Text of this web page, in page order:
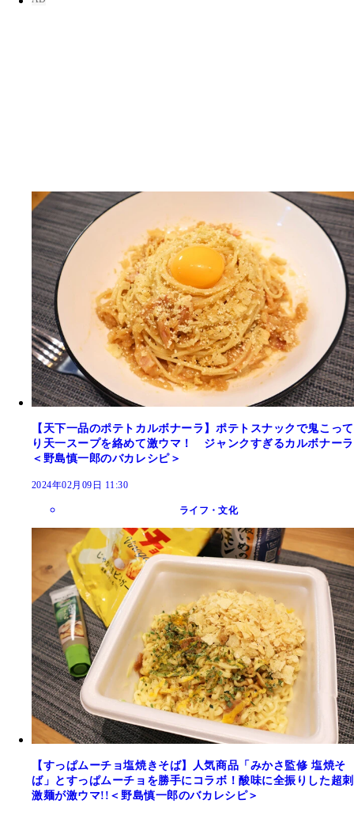
【天下一品のポテトカルボナーラ】ポテトスナックで鬼こって
り天一スープを絡めて激ウマ！ ジャンクすぎるカルボナーラ
＜野島慎一郎のバカレシピ＞
2024年02月09日 11:30
ライフ・文化
【すっぱムーチョ塩焼きそば】人気商品「みかさ監修 塩焼そ
ば」とすっぱムーチョを勝手にコラボ！酸味に全振りした超刺
激麺が激ウマ!!＜野島慎一郎のバカレシピ＞